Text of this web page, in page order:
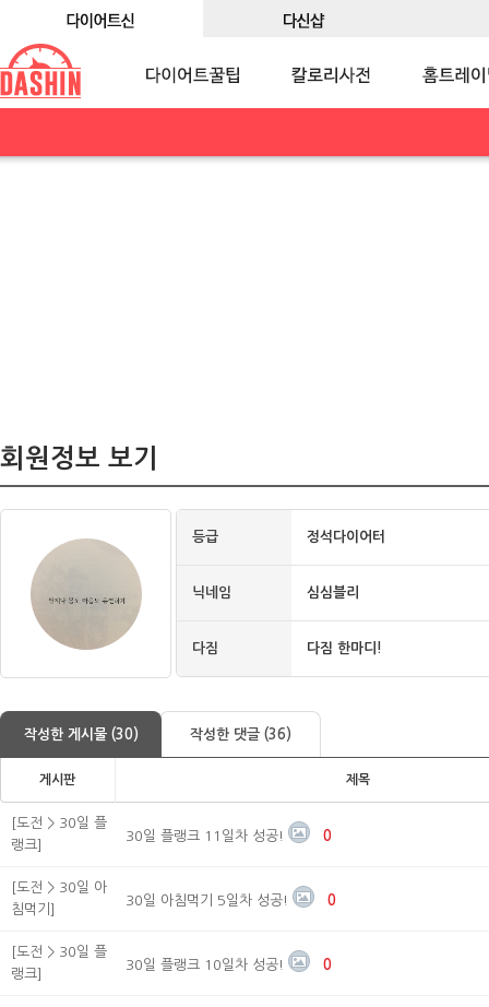
회원정보 보기
등급 정석다이어터
닉네임 심심블리
다짐 다짐 한마디!
작성한 게시물 (30) 작성한 댓글 (36)
게시판 제목
[도전 > 30일 플
랭크]
30일 플랭크 11일차 성공! 0
[도전 > 30일 아
침먹기]
30일 아침먹기 5일차 성공! 0
[도전 > 30일 플
랭크]
30일 플랭크 10일차 성공! 0